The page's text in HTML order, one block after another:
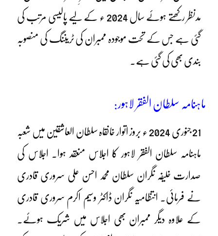
مدنظر رکھتے ہوئے سال 2024 ء کے لیے پالیسی مرتب کی
گئی ہے جس کے تحت موجودہ ممبران کی ٹریننگ کی منصوبہ
بندی بھی کی گئی ہے۔
ماہنامہ سلطان الفقر لاہور:
21 جنوری 2024 ء بروز اتوار خانقاہ سلطان العاشقین میں شعبہ
ماہنامہ سلطان الفقر لاہور کا اجلاس منعقد ہوا۔ اجلاس کی
صدارت خلیفہ نگران سلطان محمد احسن علی سروری قادری
نے فرمائی۔ انتظامیہ نگران ڈاکٹر وسیم اکرم سروری قادری
کے علاوہ دیگر ممبران بھی اجلاس میں شریک ہوئے۔